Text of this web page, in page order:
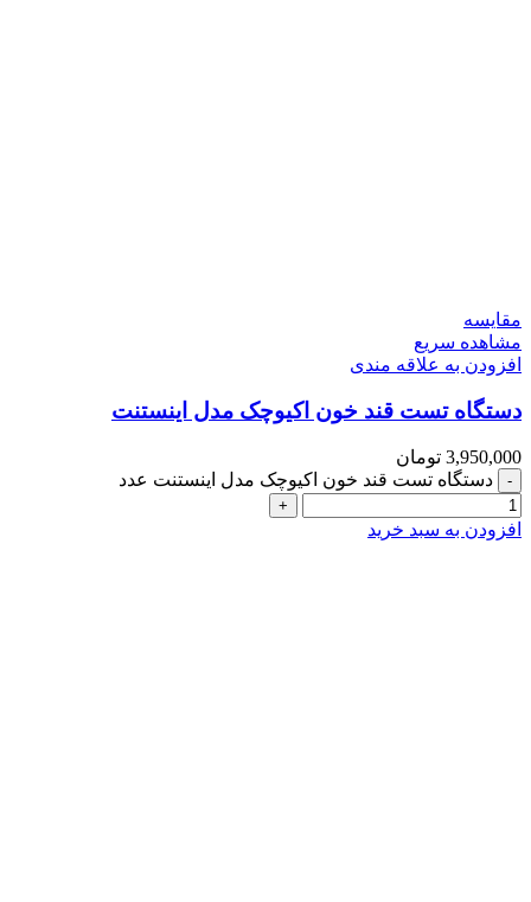
مقایسه
مشاهده سریع
افزودن به علاقه مندی
دستگاه تست قند خون اکیوچک مدل اینستنت
3,950,000 تومان
دستگاه تست قند خون اکیوچک مدل اینستنت عدد
افزودن به سبد خرید